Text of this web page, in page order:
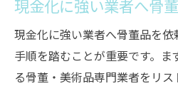
現金化に強い業者へ骨
現金化に強い業者へ骨董品を
手順を踏むことが重要です。ま
る骨董・美術品専門業者をリ